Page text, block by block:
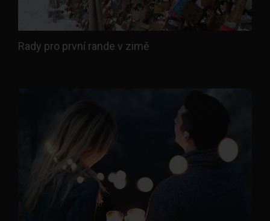
Rady pro první rande v zimě